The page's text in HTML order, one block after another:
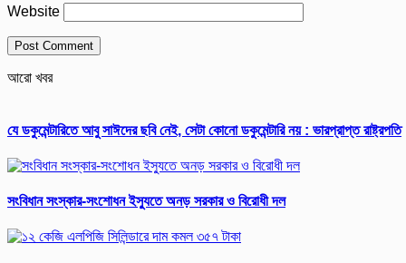
Website
আরো খবর
যে ডকুমেন্টারিতে আবু সাঈদের ছবি নেই, সেটা কোনো ডকুমেন্টারি নয় : ভারপ্রাপ্ত রাষ্ট্রপতি
সংবিধান সংস্কার-সংশোধন ইস্যুতে অনড় সরকার ও বিরোধী দল